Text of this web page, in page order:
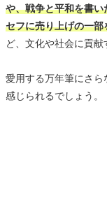
や、戦争と平和を書
セフに売り上げの一
ど、文化や社会に貢献
愛用する万年筆にさ
感じられるでしょう。